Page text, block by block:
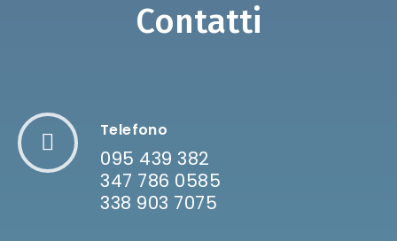
Contatti
Telefono
095 439 382
347 786 0585
338 903 7075